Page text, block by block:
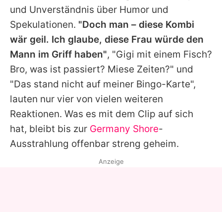
und Unverständnis über Humor und
Spekulationen. "Doch man – diese Kombi
wär geil. Ich glaube, diese Frau würde den
Mann im Griff haben", "Gigi mit einem Fisch?
Bro, was ist passiert? Miese Zeiten?" und
"Das stand nicht auf meiner Bingo-Karte",
lauten nur vier von vielen weiteren
Reaktionen. Was es mit dem Clip auf sich
hat, bleibt bis zur Germany Shore-
Ausstrahlung offenbar streng geheim.
Anzeige